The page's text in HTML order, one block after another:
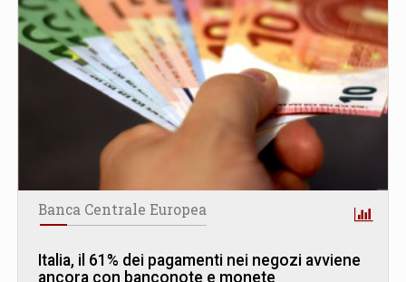
Banca Centrale Europea
Italia, il 61% dei pagamenti nei negozi avviene
ancora con banconote e monete